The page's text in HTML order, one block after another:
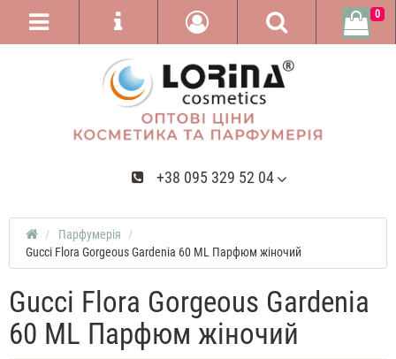
+38 095 329 52 04
0
Парфумерія
Gucci Flora Gorgeous Gardenia 60 ML Парфюм жіночий
Gucci Flora Gorgeous Gardenia
60 ML Парфюм жіночий